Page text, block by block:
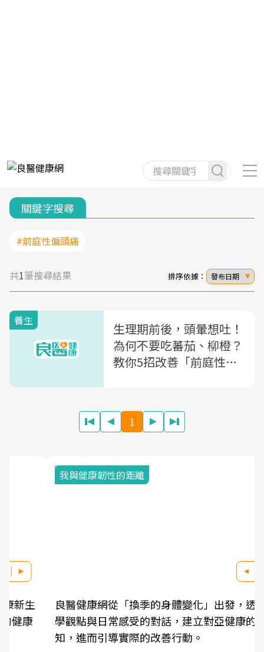
關鍵字搜尋
#前庭性偏頭痛
共1筆搜尋結果 排序依據： 發布日期
養生
生理期前後，頭暈想吐！
為何不要吃蕃茄、柳橙？
教你5招改善「前庭性偏
1
我與健康韌性的距離
良醫健康網從「換季的身體變化」出發，透過醫
學觀點與日常感受的對話，建立對亞健康的認
知，進而引導實際的改善行動。